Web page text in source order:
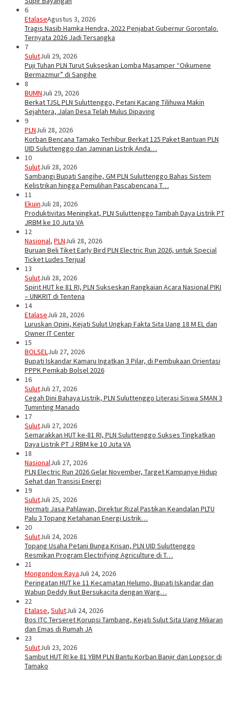
6
EtalaseAgustus 3, 2026
Tragis Nasib Hamka Hendra, 2022 Penjabat Gubernur Gorontalo.
Ternyata 2026 Jadi Tersangka
7
SulutJuli 29, 2026
Puji Tuhan PLN Turut Sukseskan Lomba Masamper “Oikumene
Bermazmur” di Sangihe
8
BUMNJuli 29, 2026
Berkat TJSL PLN Suluttenggo, Petani Kacang Tilihuwa Makin
Sejahtera, Jalan Desa Telah Mulus Dipaving
9
PLNJuli 28, 2026
Korban Bencana Tamako Terhibur Berkat 125 Paket Bantuan PLN
UID Suluttenggo dan Jaminan Listrik Anda…
10
SulutJuli 28, 2026
Sambangi Bupati Sangihe, GM PLN Suluttenggo Bahas Sistem
Kelistrikan hingga Pemulihan Pascabencana T…
11
EkuinJuli 28, 2026
Produktivitas Meningkat, PLN Suluttenggo Tambah Daya Listrik PT
JRBM ke 10 Juta VA
12
Nasional, PLNJuli 28, 2026
Buruan Beli Tiket Early Bird PLN Electric Run 2026, untuk Special
Ticket Ludes Terjual
13
SulutJuli 28, 2026
Spirit HUT ke 81 RI, PLN Sukseskan Rangkaian Acara Nasional PIKI
– UNKRIT di Tentena
14
EtalaseJuli 28, 2026
Luruskan Opini, Kejati Sulut Ungkap Fakta Sita Uang 18 M EL dan
Owner IT Center
15
BOLSELJuli 27, 2026
Bupati Iskandar Kamaru Ingatkan 3 Pilar, di Pembukaan Orientasi
PPPK Pemkab Bolsel 2026
16
SulutJuli 27, 2026
Cegah Dini Bahaya Listrik, PLN Suluttenggo Literasi Siswa SMAN 3
Tuminting Manado
17
SulutJuli 27, 2026
Semarakkan HUT ke-81 RI, PLN Suluttenggo Sukses Tingkatkan
Daya Listrik PT J RBM ke 10 Juta VA
18
NasionalJuli 27, 2026
PLN Electric Run 2026 Gelar November, Target Kampanye Hidup
Sehat dan Transisi Energi
19
SulutJuli 25, 2026
Hormati Jasa Pahlawan, Direktur Rizal Pastikan Keandalan PLTU
Palu 3 Topang Ketahanan Energi Listrik…
20
SulutJuli 24, 2026
Topang Usaha Petani Bunga Krisan, PLN UID Suluttenggo
Resmikan Program Electrifying Agriculture di T…
21
Mongondow RayaJuli 24, 2026
Peringatan HUT ke 11 Kecamatan Helumo, Bupati Iskandar dan
Wabup Deddy Ikut Bersukacita dengan Warg…
22
Etalase, SulutJuli 24, 2026
Bos ITC Terseret Korupsi Tambang, Kejati Sulut Sita Uang Miliaran
dan Emas di Rumah JA
23
SulutJuli 23, 2026
Sambut HUT RI ke 81 YBM PLN Bantu Korban Banjir dan Longsor di
Tamako